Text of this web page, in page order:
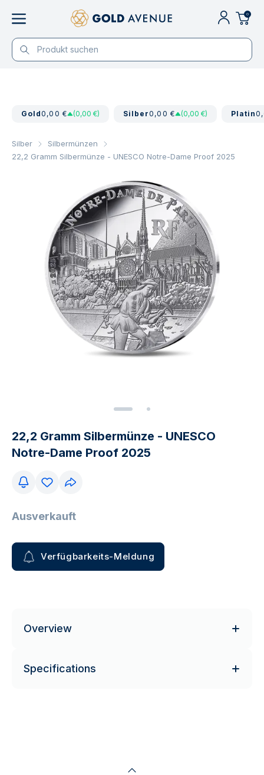
0
Gold0,00 € (0,00 €) Silber0,00 € (0,00 €) Platin
Silber
Silbermünzen
22,2 Gramm Silbermünze - UNESCO Notre-Dame Proof 2025
22,2 Gramm Silbermünze - UNESCO
Notre-Dame Proof 2025
Ausverkauft
Verfügbarkeits-Meldung
Overview
Specifications